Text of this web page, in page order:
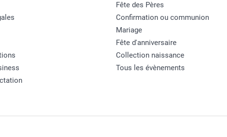
Fête des Pères
Confirmation ou communion
Mariage
Fête d'anniversaire
Collection naissance
Tous les évènements